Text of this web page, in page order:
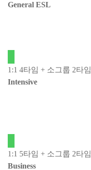
General ESL
1:1 4타임 + 소그룹 2타임
Intensive
1:1 5타임 + 소그룹 2타임
Business